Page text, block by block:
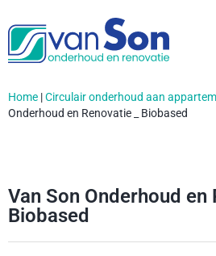
Home |Circulair onderhoud aan
Onderhoud en Renovatie _ Biobased
Van Son Onderhoud en
Biobased